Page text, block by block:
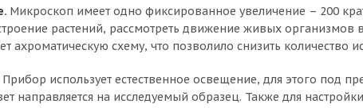
Микроскоп имеет одно фиксированное увеличение – 200
растений, рассмотреть движение живых
ахроматическую схему, что позволило снизить количество
Прибор использует естественное освещение, для этого под
направляется на исследуемый образец. Также для